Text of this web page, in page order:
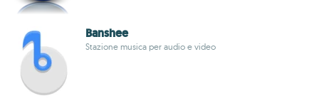
Banshee
Stazione musica per audio e video